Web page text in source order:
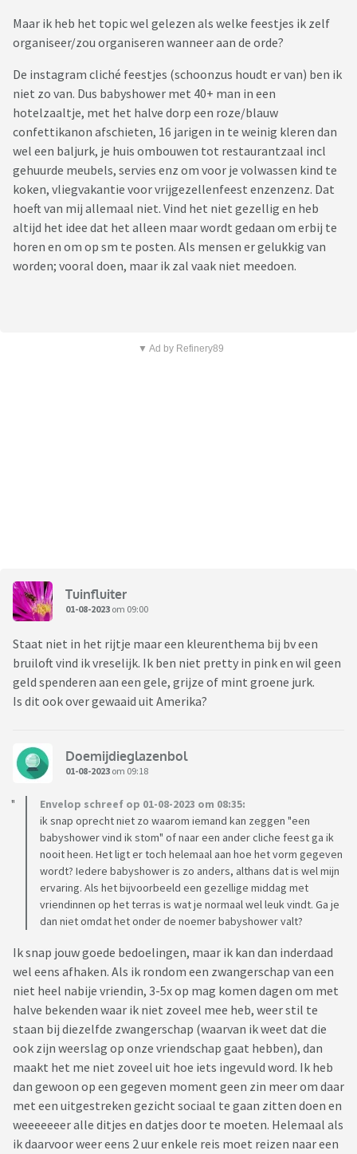
Maar ik heb het topic wel gelezen als welke feestjes ik zelf
organiseer/zou organiseren wanneer aan de orde?
De instagram cliché feestjes (schoonzus houdt er van) ben ik
niet zo van. Dus babyshower met 40+ man in een
hotelzaaltje, met het halve dorp een roze/blauw
confettikanon afschieten, 16 jarigen in te weinig kleren dan
wel een baljurk, je huis ombouwen tot restaurantzaal incl
gehuurde meubels, servies enz om voor je volwassen kind te
koken, vliegvakantie voor vrijgezellenfeest enzenzenz. Dat
hoeft van mij allemaal niet. Vind het niet gezellig en heb
altijd het idee dat het alleen maar wordt gedaan om erbij te
horen en om op sm te posten. Als mensen er gelukkig van
worden; vooral doen, maar ik zal vaak niet meedoen.
▼ Ad by Refinery89
Tuinfluiter
01-08-2023 om 09:00
Staat niet in het rijtje maar een kleurenthema bij bv een
bruiloft vind ik vreselijk. Ik ben niet pretty in pink en wil geen
geld spenderen aan een gele, grijze of mint groene jurk.
Is dit ook over gewaaid uit Amerika?
Doemijdieglazenbol
01-08-2023 om 09:18
Envelop schreef op 01-08-2023 om 08:35:
ik snap oprecht niet zo waarom iemand kan zeggen "een
babyshower vind ik stom" of naar een ander cliche feest ga ik
nooit heen. Het ligt er toch helemaal aan hoe het vorm gegeven
wordt? Iedere babyshower is zo anders, althans dat is wel mijn
ervaring. Als het bijvoorbeeld een gezellige middag met
vriendinnen op het terras is wat je normaal wel leuk vindt. Ga je
dan niet omdat het onder de noemer babyshower valt?
Ik snap jouw goede bedoelingen, maar ik kan dan inderdaad
wel eens afhaken. Als ik rondom een zwangerschap van een
niet heel nabije vriendin, 3-5x op mag komen dagen om met
halve bekenden waar ik niet zoveel mee heb, weer stil te
staan bij diezelfde zwangerschap (waarvan ik weet dat die
ook zijn weerslag op onze vriendschap gaat hebben), dan
maakt het me niet zoveel uit hoe iets ingevuld word. Ik heb
dan gewoon op een gegeven moment geen zin meer om daar
met een uitgestreken gezicht sociaal te gaan zitten doen en
weeeeeeer alle ditjes en datjes door te moeten. Helemaal als
ik daarvoor weer eens 2 uur enkele reis moet reizen naar een